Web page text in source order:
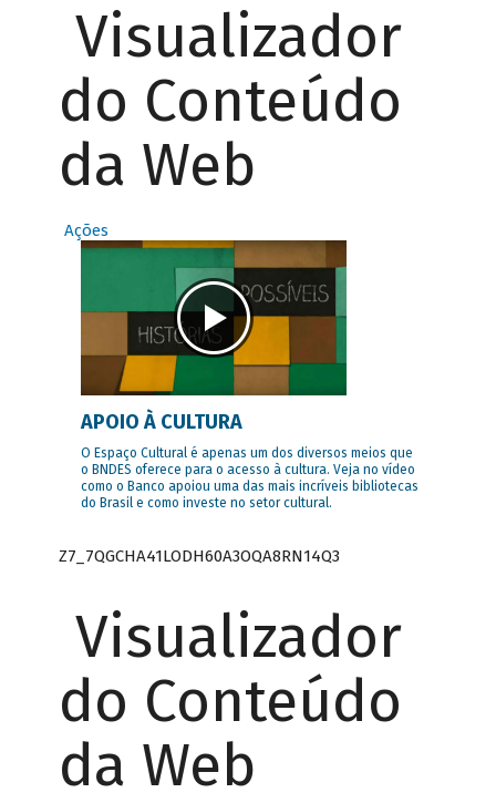
Visualizador
do Conteúdo
da Web
Ações
APOIO À CULTURA
O Espaço Cultural é apenas um dos diversos meios que
o BNDES oferece para o acesso à cultura. Veja no vídeo
como o Banco apoiou uma das mais incríveis bibliotecas
do Brasil e como investe no setor cultural.
Z7_7QGCHA41LODH60A3OQA8RN14Q3
Visualizador
do Conteúdo
da Web